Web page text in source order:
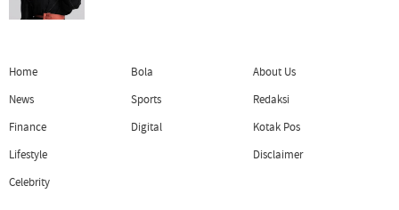
Home
News
Finance
Lifestyle
Celebrity
Bola
Sports
Digital
About Us
Redaksi
Kotak Pos
Disclaimer